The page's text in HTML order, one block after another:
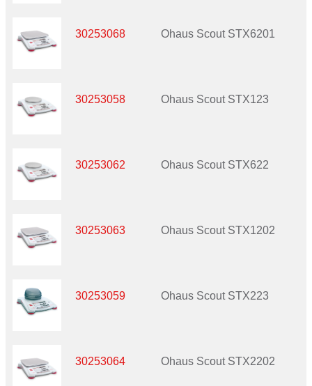
30253068 Ohaus Scout STX6201
30253058 Ohaus Scout STX123
30253062 Ohaus Scout STX622
30253063 Ohaus Scout STX1202
30253059 Ohaus Scout STX223
30253064 Ohaus Scout STX2202